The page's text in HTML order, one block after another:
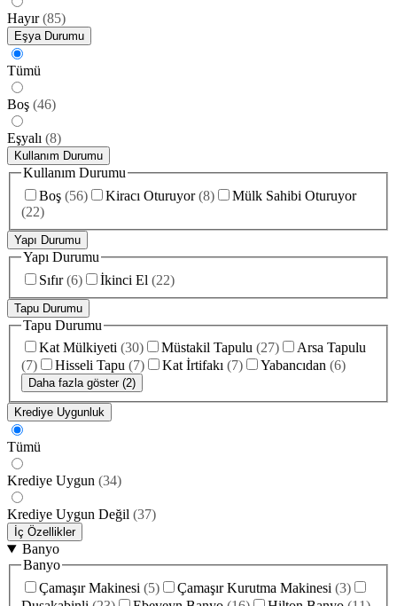
Hayır (85)
Eşya Durumu
Tümü
Boş (46)
Eşyalı (8)
Kullanım Durumu
Kullanım Durumu
Boş (56) Kiracı Oturuyor (8)
Mülk Sahibi Oturuyor
(22)
Yapı Durumu
Yapı Durumu
Sıfır (6) İkinci El (22)
Tapu Durumu
Tapu Durumu
Kat Mülkiyeti (30) Müstakil Tapulu (27)
Arsa Tapulu
(7) Hisseli Tapu (7) Kat İrtifakı (7) Yabancıdan (6)
Daha fazla göster (2)
Krediye Uygunluk
Tümü
Krediye Uygun (34)
Krediye Uygun Değil (37)
İç Özellikler
Banyo
Banyo
Çamaşır Makinesi (5) Çamaşır Kurutma Makinesi (3)